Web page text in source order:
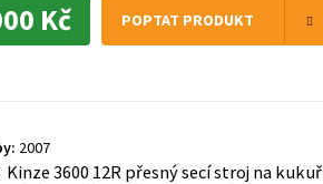
Kč POPTAT PRODUKT
2007
Kinze 3600 12R přesný secí stroj na